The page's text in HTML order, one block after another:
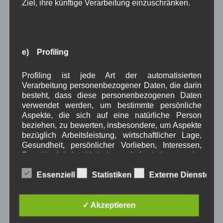
Juli 2023(8)
Mai 2023(8)
April 2023(10)
März 2023(5)
Februar 2023(3)
Januar 2023
(8)
Dezember 2022(7)
November 2022(8)
Oktober 2022(8)
August 2022
Juli 2022(5)
Ziel, ihre künftige Verarbeitung einzuschränken.
e) Profiling
Profiling ist jede Art der automatisierten
Verarbeitung personenbezogener Daten, die darin
besteht, dass diese personenbezogenen Daten
verwendet werden, um bestimmte persönliche
Aspekte, die sich auf eine natürliche Person
beziehen, zu bewerten, insbesondere, um Aspekte
bezüglich Arbeitsleistung, wirtschaftlicher Lage,
Gesundheit, persönlicher Vorlieben, Interessen,
Zuverlässigkeit, Verhalten, Aufenthaltsort oder
analysieren oder vorherzusagen.
Essenziell Statistiken Externe Dienste
✓ Akzeptieren